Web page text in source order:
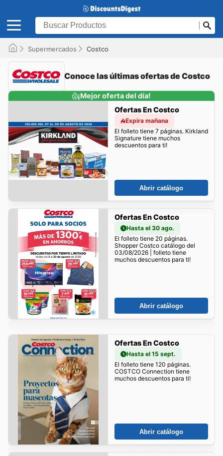
Supermercados Costco
Conoce las últimas ofertas de Costco
¡Mejor oferta del día!
Ofertas En Costco
Expira mañana
El folleto tiene 7 páginas. Kirkland
Signature tiene muchos
descuentos para ti!
Abrir catálogo
Ofertas En Costco
Hasta el 30 ago.
El folleto tiene 20 páginas.
Shopper Costco catálogo del
03/08/2026 | folleto tiene
muchos descuentos para ti!
Abrir catálogo
Ofertas En Costco
Hasta el 15 sept.
El folleto tiene 120 páginas.
COSTCO Connection tiene
muchos descuentos para ti!
Abrir catálogo